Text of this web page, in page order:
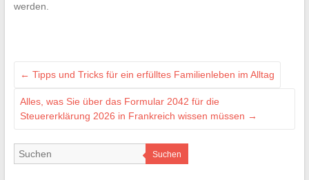
werden.
← Tipps und Tricks für ein erfülltes Familienleben im Alltag
Alles, was Sie über das Formular 2042 für die
Steuererklärung 2026 in Frankreich wissen müssen →
Suchen